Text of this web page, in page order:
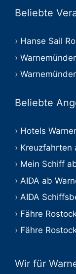
Beliebte
Hanse Sail
Beliebte
Hotels
Kreuzfahrten
Mein Schiff
AIDA ab
AIDA
Fähre
Fähre
Wir für